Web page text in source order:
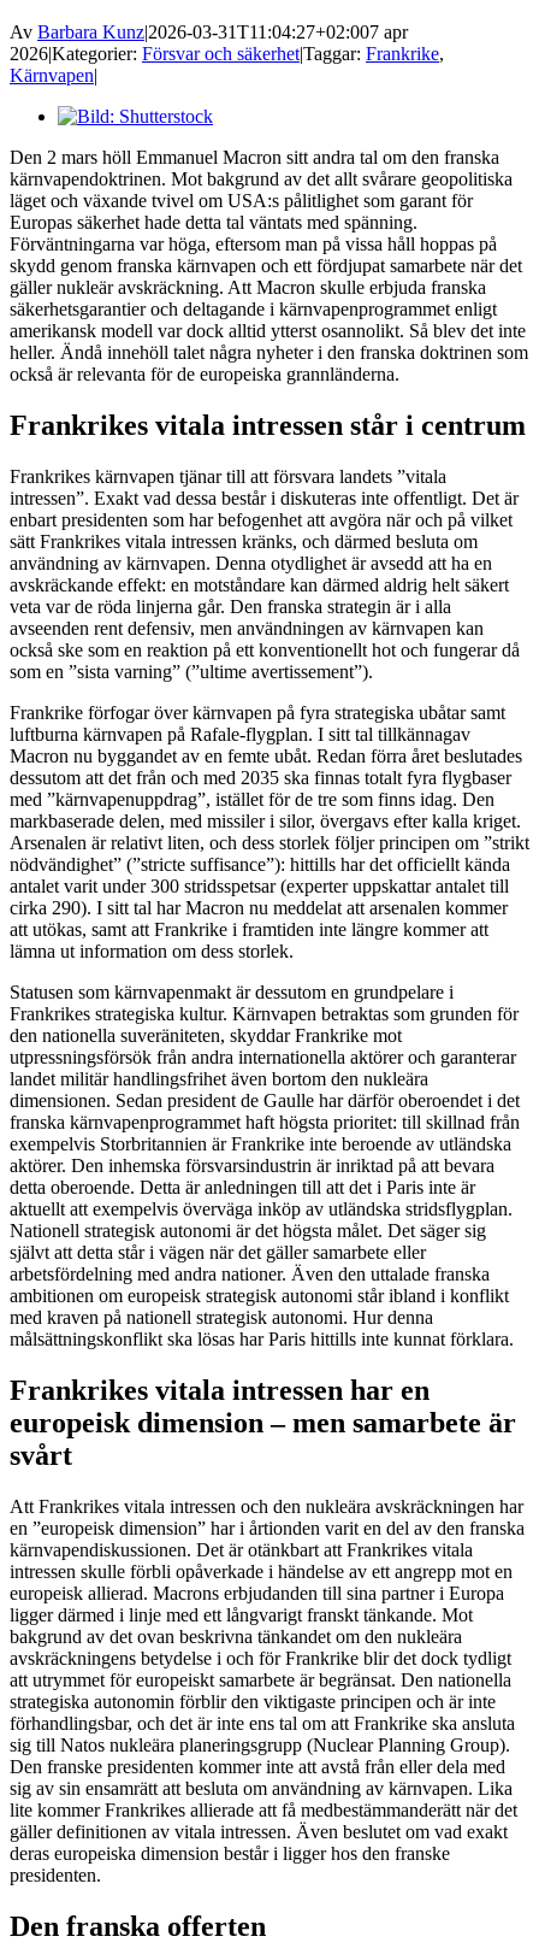
Av Barbara Kunz|2026-03-31T11:04:27+02:007 apr
2026|Kategorier: Försvar och säkerhet|Taggar: Frankrike,
Kärnvapen|
Visa
bild
Den 2 mars höll Emmanuel Macron sitt andra tal om den franska
kärnvapendoktrinen. Mot bakgrund av det allt svårare geopolitiska
läget och växande tvivel om USA:s pålitlighet som garant för
Europas säkerhet hade detta tal väntats med spänning.
Förväntningarna var höga, eftersom man på vissa håll hoppas på
skydd genom franska kärnvapen och ett fördjupat samarbete när det
gäller nukleär avskräckning. Att Macron skulle erbjuda franska
säkerhetsgarantier och deltagande i kärnvapenprogrammet enligt
amerikansk modell var dock alltid ytterst osannolikt. Så blev det inte
heller. Ändå innehöll talet några nyheter i den franska doktrinen som
också är relevanta för de europeiska grannländerna.
Frankrikes vitala intressen står i centrum
Frankrikes kärnvapen tjänar till att försvara landets ”vitala
intressen”. Exakt vad dessa består i diskuteras inte offentligt. Det är
enbart presidenten som har befogenhet att avgöra när och på vilket
sätt Frankrikes vitala intressen kränks, och därmed besluta om
användning av kärnvapen. Denna otydlighet är avsedd att ha en
avskräckande effekt: en motståndare kan därmed aldrig helt säkert
veta var de röda linjerna går. Den franska strategin är i alla
avseenden rent defensiv, men användningen av kärnvapen kan
också ske som en reaktion på ett konventionellt hot och fungerar då
som en ”sista varning” (”ultime avertissement”).
Frankrike förfogar över kärnvapen på fyra strategiska ubåtar samt
luftburna kärnvapen på Rafale-flygplan. I sitt tal tillkännagav
Macron nu byggandet av en femte ubåt. Redan förra året beslutades
dessutom att det från och med 2035 ska finnas totalt fyra flygbaser
med ”kärnvapenuppdrag”, istället för de tre som finns idag. Den
markbaserade delen, med missiler i silor, övergavs efter kalla kriget.
Arsenalen är relativt liten, och dess storlek följer principen om ”strikt
nödvändighet” (”stricte suffisance”): hittills har det officiellt kända
antalet varit under 300 stridsspetsar (experter uppskattar antalet till
cirka 290). I sitt tal har Macron nu meddelat att arsenalen kommer
att utökas, samt att Frankrike i framtiden inte längre kommer att
lämna ut information om dess storlek.
Statusen som kärnvapenmakt är dessutom en grundpelare i
Frankrikes strategiska kultur. Kärnvapen betraktas som grunden för
den nationella suveräniteten, skyddar Frankrike mot
utpressningsförsök från andra internationella aktörer och garanterar
landet militär handlingsfrihet även bortom den nukleära
dimensionen. Sedan president de Gaulle har därför oberoendet i det
franska kärnvapenprogrammet haft högsta prioritet: till skillnad från
exempelvis Storbritannien är Frankrike inte beroende av utländska
aktörer. Den inhemska försvarsindustrin är inriktad på att bevara
detta oberoende. Detta är anledningen till att det i Paris inte är
aktuellt att exempelvis överväga inköp av utländska stridsflygplan.
Nationell strategisk autonomi är det högsta målet. Det säger sig
självt att detta står i vägen när det gäller samarbete eller
arbetsfördelning med andra nationer. Även den uttalade franska
ambitionen om europeisk strategisk autonomi står ibland i konflikt
med kraven på nationell strategisk autonomi. Hur denna
målsättningskonflikt ska lösas har Paris hittills inte kunnat förklara.
Frankrikes vitala intressen har en
europeisk dimension – men samarbete är
svårt
Att Frankrikes vitala intressen och den nukleära avskräckningen har
en ”europeisk dimension” har i årtionden varit en del av den franska
kärnvapendiskussionen. Det är otänkbart att Frankrikes vitala
intressen skulle förbli opåverkade i händelse av ett angrepp mot en
europeisk allierad. Macrons erbjudanden till sina partner i Europa
ligger därmed i linje med ett långvarigt franskt tänkande. Mot
bakgrund av det ovan beskrivna tänkandet om den nukleära
avskräckningens betydelse i och för Frankrike blir det dock tydligt
att utrymmet för europeiskt samarbete är begränsat. Den nationella
strategiska autonomin förblir den viktigaste principen och är inte
förhandlingsbar, och det är inte ens tal om att Frankrike ska ansluta
sig till Natos nukleära planeringsgrupp (Nuclear Planning Group).
Den franske presidenten kommer inte att avstå från eller dela med
sig av sin ensamrätt att besluta om användning av kärnvapen. Lika
lite kommer Frankrikes allierade att få medbestämmanderätt när det
gäller definitionen av vitala intressen. Även beslutet om vad exakt
deras europeiska dimension består i ligger hos den franske
presidenten.
Den franska offerten